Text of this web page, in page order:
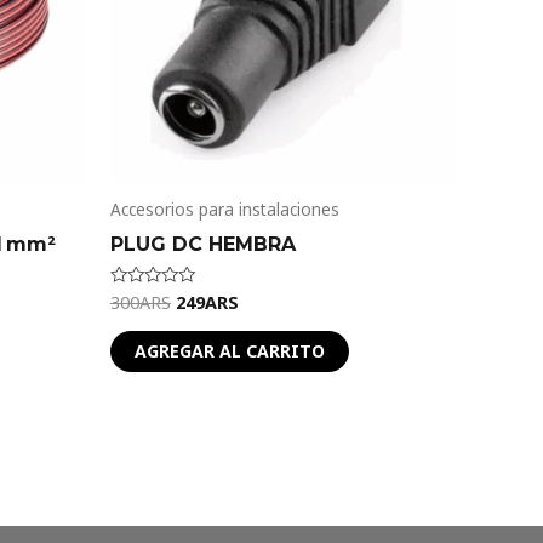
mm²
Accesorios para instalaciones
PLUG DC HEMBRA
Valorado
en
de
5
300ARS 249ARS
AGREGAR AL CARRITO